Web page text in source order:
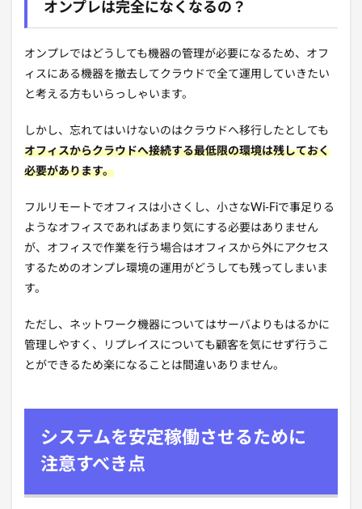
オンプレは完全になくなるの？
オンプレではどうしても機器の管理が必要になるため、オフ
ィスにある機器を撤去してクラウドで全て運用していきたい
と考える方もいらっしゃいます。
しかし、忘れてはいけないのはクラウドへ移行したとしても
オフィスからクラウドへ接続する最低限の環境は残しておく
必要があります。
フルリモートでオフィスは小さくし、小さなWi-Fiで事足りる
ようなオフィスであればあまり気にする必要はありません
が、オフィスで作業を行う場合はオフィスから外にアクセス
するためのオンプレ環境の運用がどうしても残ってしまいま
す。
ただし、ネットワーク機器についてはサーバよりもはるかに
管理しやすく、リプレイスについても顧客を気にせず行うこ
とができるため楽になることは間違いありません。
システムを安定稼働させるために
注意すべき点